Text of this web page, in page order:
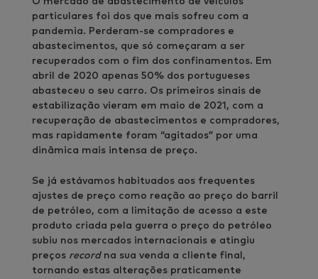
particulares foi dos que mais sofreu com a
pandemia. Perderam-se compradores e
abastecimentos, que só começaram a ser
recuperados com o fim dos confinamentos. Em
abril de 2020 apenas 50% dos portugueses
abasteceu o seu carro. Os primeiros sinais de
estabilização vieram em maio de 2021, com a
recuperação de abastecimentos e compradores,
mas rapidamente foram “agitados” por uma
dinâmica mais intensa de preço.
Se já estávamos habituados aos frequentes
ajustes de preço como reação ao preço do barril
de petróleo, com a limitação de acesso a este
produto criada pela guerra o preço do petróleo
subiu nos mercados internacionais e atingiu
preços recordna sua venda a cliente final,
tornando estas alterações praticamente